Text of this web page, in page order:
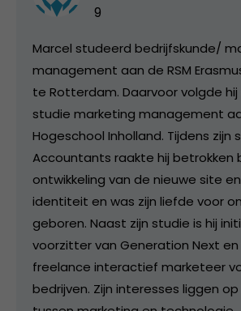
9
Marcel studeerd bedrijfskunde/
management aan de RSM
te Rotterdam. Daarvoor volgde
studie marketing management
Hogeschool Inholland. Tijdens zijn
Accountants raakte hij betrokken
ontwikkeling van de nieuwe site
identiteit en was zijn liefde voor
geboren. Naast zijn studie is hij
voorzitter van Generation Next en
freelance interactief marketeer
bedrijven. Zijn interesses liggen